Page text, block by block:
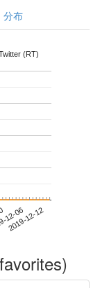
分布
(RT)
12-06
2019-12-12